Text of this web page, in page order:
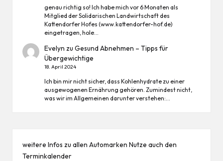
genau richtig so! Ich habe mich vor 6 Monaten als
Mitglied der Solidarischen Landwirtschaft des
Kattendorfer Hofes (www.kattendorfer-hof.de)
eingetragen, hole…
Evelyn zuGesund Abnehmen – Tipps für
Übergewichtige
18. April 2024
Ich bin mir nicht sicher, dass Kohlenhydrate zu einer
ausgewogenen Ernährung gehören. Zumindest nicht,
was wir im Allgemeinen darunter verstehen:…
weitere Infos zu allen Automarken Nutze auch den
Terminkalender